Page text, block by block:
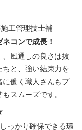
工管理技士補
コンで成長！
風通しの良さは抜
と、強い結束力を
に働く職人さんもプ
スムーズです。
っかり確保できる環